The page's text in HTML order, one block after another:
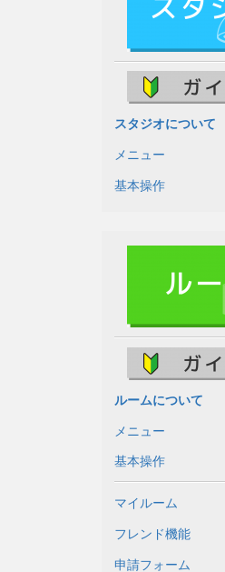
スタジオについて
メニュー
基本操作
ルームについて
メニュー
基本操作
マイルーム
フレンド機能
申請フォーム